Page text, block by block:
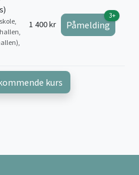
1 400 kr Påmelding
3+
kurs